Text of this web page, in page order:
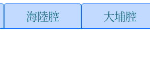
海陸腔 大埔腔